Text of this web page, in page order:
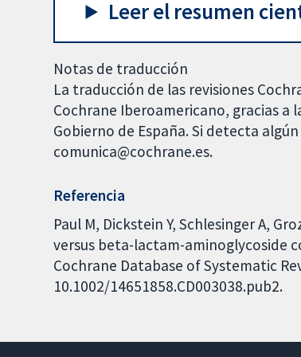
Leer el resumen
Notas de traducción
La traducción de las revisiones
Cochrane Iberoamericano, gracias a
Gobierno de España. Si detecta
comunica@cochrane.es.
Referencia
Paul M, Dickstein Y, Schlesinger A,
versus beta-lactam-aminoglycoside
Cochrane Database of Systematic
10.1002/14651858.CD003038.pub2.